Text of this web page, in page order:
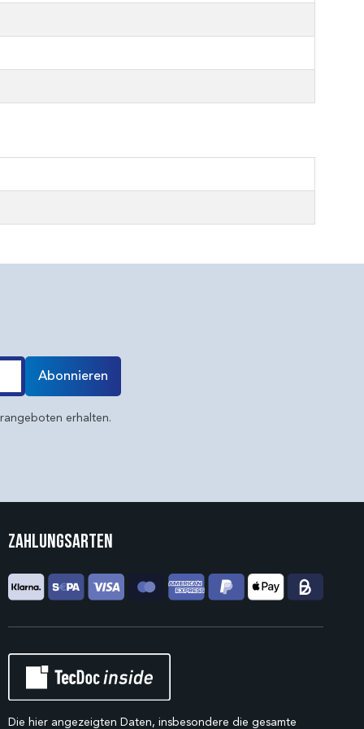
Abonnieren
erhalten.
Zahlungsarten
Die hier angezeigten Daten, insbesondere die gesamte